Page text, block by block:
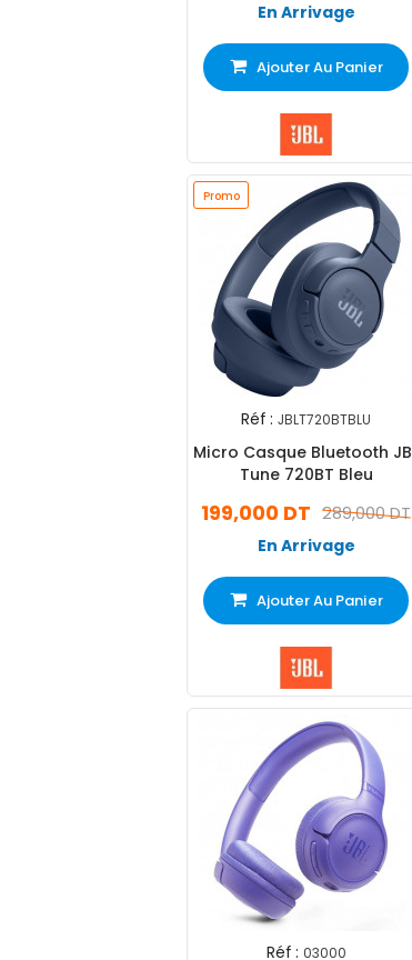
En Arrivage
Ajouter Au Panier
Promo
Réf : JBLT720BTBLU
Micro Casque Bluetooth
Tune 720BT Bleu
289,000 DT
199,000 DT
En Arrivage
Ajouter Au Panier
Réf : 03000